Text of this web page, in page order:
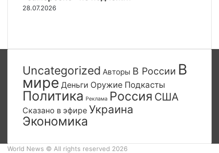
28.07.2026
Uncategorized Авторы В России В
мире Деньги Оружие Подкасты
Политика Реклама Россия США
Сказано в эфире Украина
Экономика
World News © All rights reserved 2026